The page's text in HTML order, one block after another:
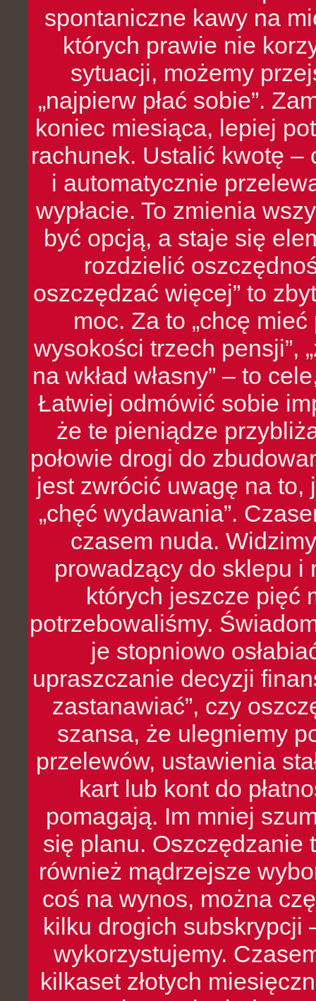
spontaniczne kawy na
których prawie nie
sytuacji, możemy
„najpierw płać sobie”.
koniec miesiąca, lepiej
rachunek. Ustalić kwotę
i automatycznie
wypłacie. To zmienia
być opcją, a staje się
rozdzielić
oszczędzać więcej” to
moc. Za to „chcę
wysokości trzech pensji”,
na wkład własny” – to
Łatwiej odmówić sobie
że te pieniądze
połowie drogi do
jest zwrócić uwagę na to,
„chęć wydawania”.
czasem nuda.
prowadzący do sklepu i
których jeszcze pięć
potrzebowaliśmy.
je stopniowo
upraszczanie decyzji
zastanawiać”, czy
szansa, że ulegniemy
przelewów, ustawienia
kart lub kont do
pomagają. Im mniej
się planu. Oszczędzanie
również mądrzejsze
coś na wynos, można
kilku drogich subskrypcji
wykorzystujemy.
kilkaset złotych